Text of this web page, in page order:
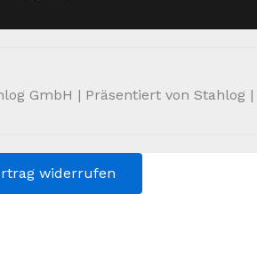
GmbH | Präsentiert von Stahlog
widerrufen